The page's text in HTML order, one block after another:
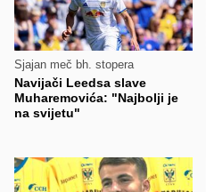
Sjajan meč bh. stopera
Navijači Leedsa slave
Muharemovića: "Najbolji je
na svijetu"